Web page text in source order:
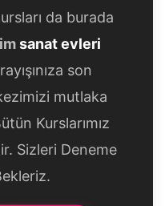
da burada
sanat evleri
son
mutlaka
Kurslarımız
Sizleri Deneme